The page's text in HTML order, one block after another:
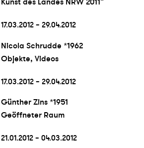
17.03.2012 – 29.04.2012
Nicola Schrudde *1962
Objekte, Videos
17.03.2012 – 29.04.2012
Günther Zins *1951
Geöffneter Raum
21.01.2012 – 04.03.2012